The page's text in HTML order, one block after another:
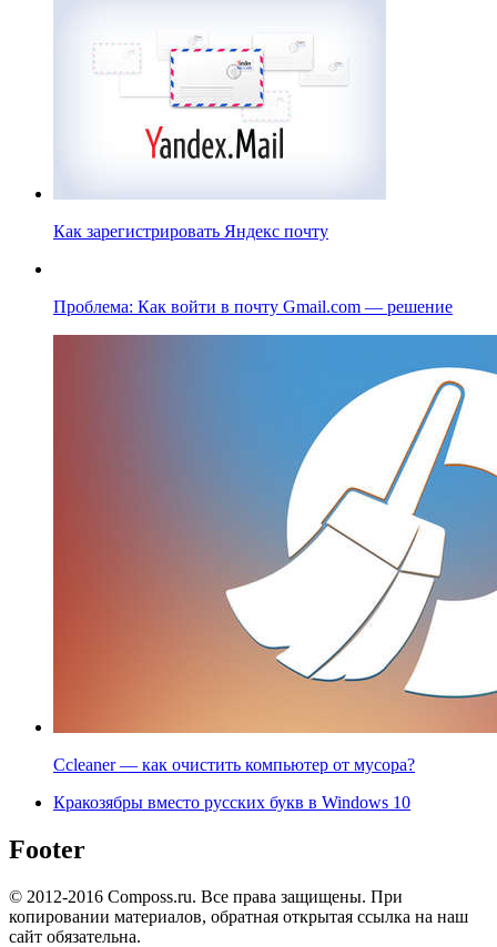
Как зарегистрировать Яндекс почту
Проблема: Как войти в почту Gmail.com — решение
Ccleaner — как очистить компьютер от мусора?
Кракозябры вместо русских букв в Windows 10
Footer
© 2012-2016 Composs.ru. Все права защищены. При
копировании материалов, обратная открытая ссылка на наш
сайт обязательна.